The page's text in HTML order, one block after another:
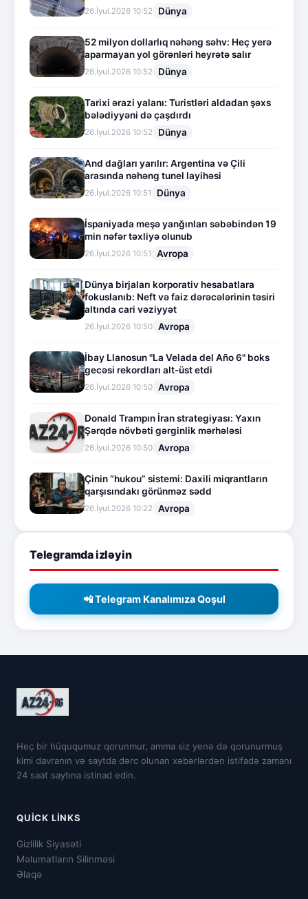
26.İyul.2026 10:52 Dünya
52 milyon dollarlıq nəhəng səhv: Heç yerə
aparmayan yol görənləri heyrətə salır
26.İyul.2026 10:52 Dünya
Tarixi ərazi yalanı: Turistləri aldadan şəxs
bələdiyyəni də çaşdırdı
26.İyul.2026 10:52 Dünya
And dağları yarılır: Argentina və Çili
arasında nəhəng tunel layihəsi
26.İyul.2026 10:51 Dünya
İspaniyada meşə yanğınları səbəbindən 19
min nəfər təxliyə olunub
26.İyul.2026 10:51 Avropa
Dünya birjaları korporativ hesabatlara
fokuslanıb: Neft və faiz dərəcələrinin təsiri
altında cari vəziyyət
26.İyul.2026 10:50 Avropa
İbay Llanosun "La Velada del Año 6" boks
gecəsi rekordları alt-üst etdi
26.İyul.2026 10:50 Avropa
Donald Trampın İran strategiyası: Yaxın
Şərqdə növbəti gərginlik mərhələsi
26.İyul.2026 10:50 Avropa
Çinin “hukou” sistemi: Daxili miqrantların
qarşısındakı görünməz sədd
26.İyul.2026 10:22 Avropa
Telegramda izləyin
📲 Telegram Kanalımıza Qoşul
Heç bir hüququmuz qorunmur, amma siz yenə də qorunurmuş
kimi davranın və saytda dərc olunan xəbərlərdən istifadə zamanı
24 saat saytına istinad edin.
QUICK LINKS
Gizlilik Siyasəti
Məlumatların Silinməsi
Əlaqə